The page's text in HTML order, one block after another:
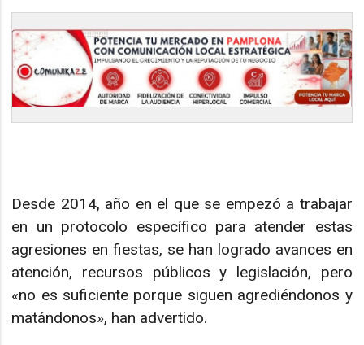
Desde 2014, año en el que se empezó a trabajar
en un protocolo específico para atender estas
agresiones en fiestas, se han logrado avances en
atención, recursos públicos y legislación, pero
«no es suficiente porque siguen agrediéndonos y
matándonos», han advertido.